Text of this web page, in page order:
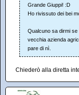
Grande Giuppi! :D
Ho rivissuto dei bei
Qualcuno sa dirmi se
vecchia azienda
pare di nì.
Chiederò alla diretta